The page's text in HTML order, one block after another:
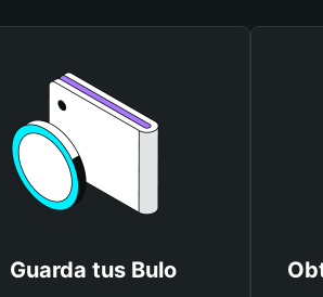
Guarda tus Bulo